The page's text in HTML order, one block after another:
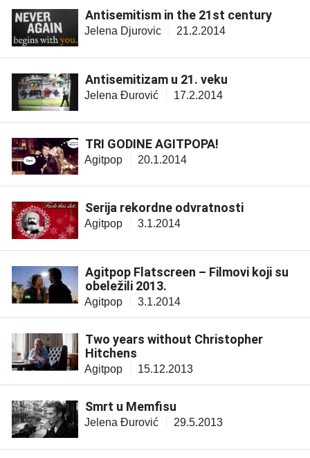
Antisemitism in the 21st century
Jelena Djurovic 21.2.2014
Antisemitizam u 21. veku
Jelena Đurović 17.2.2014
TRI GODINE AGITPOPA!
Agitpop 20.1.2014
Serija rekordne odvratnosti
Agitpop 3.1.2014
Agitpop Flatscreen – Filmovi koji su
obeležili 2013.
Agitpop 3.1.2014
Two years without Christopher
Hitchens
Agitpop 15.12.2013
Smrt u Memfisu
Jelena Đurović 29.5.2013